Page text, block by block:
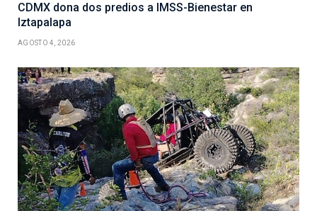
CDMX dona dos predios a IMSS-Bienestar en
Iztapalapa
AGOSTO 4, 2026